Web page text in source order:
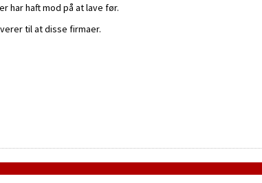
har haft mod på at lave før.
til at disse firmaer.